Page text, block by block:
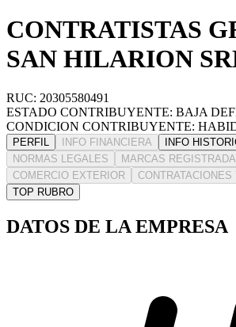
CONTRATISTAS
SAN HILARION
RUC: 20305580491
ESTADO CONTRIBUYENTE: BAJA
CONDICION CONTRIBUYENTE:
PERFIL INFO FINANCIERA
INFO
NORMAS LEGALES
MARCAS
COMERCIO EXTERIOR
TOP RUBRO
DATOS DE LA EMPRESA